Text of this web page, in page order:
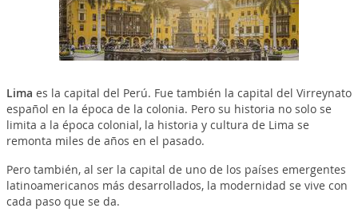
Lima es la capital del Perú. Fue también la capital del Virreynato
español en la época de la colonia. Pero su historia no solo se
limita a la época colonial, la historia y cultura de Lima se
remonta miles de años en el pasado.
Pero también, al ser la capital de uno de los países emergentes
latinoamericanos más desarrollados, la modernidad se vive con
cada paso que se da.